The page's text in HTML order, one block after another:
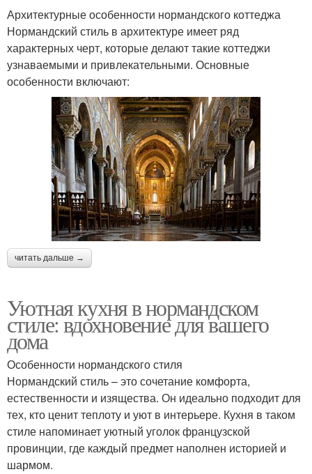
Архитектурные особенности нормандского коттеджа
Нормандский стиль в архитектуре имеет ряд
характерных черт, которые делают такие коттеджи
узнаваемыми и привлекательными. Основные
особенности включают:
читать дальше →
Уютная кухня в нормандском
стиле: вдохновение для вашего
дома
Особенности нормандского стиля
Нормандский стиль – это сочетание комфорта,
естественности и изящества. Он идеально подходит для
тех, кто ценит теплоту и уют в интерьере. Кухня в таком
стиле напоминает уютный уголок французской
провинции, где каждый предмет наполнен историей и
шармом.